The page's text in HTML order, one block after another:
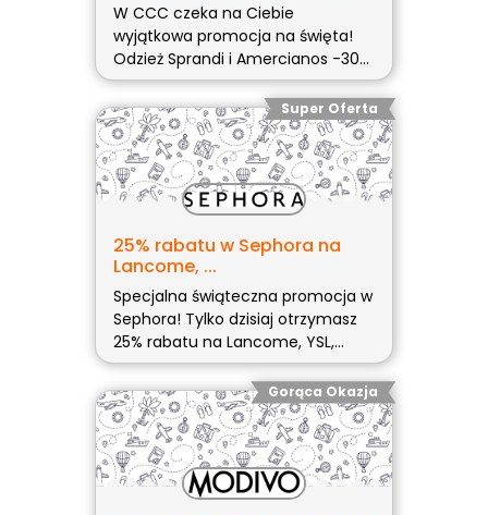
W CCC czeka na Ciebie
wyjątkowa promocja na święta!
Odzież Sprandi i Amercianos -30%
przy zakupie min. 3 sztuk!
Promocja! -20% na odzież Sprandi
i Amercianos (więcej…)
Super Oferta
25% rabatu w Sephora na
Lancome, ...
Specjalna świąteczna promocja w
Sephora! Tylko dzisiaj otrzymasz
25% rabatu na Lancome, YSL,
Prada! Skopiuj kod rabatowy i
umieść kod w koszyku w sklepie
(więcej…)
Gorąca Okazja